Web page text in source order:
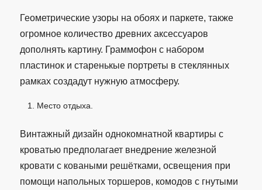
Геометрические узоры на обоях и паркете, также
огромное количество древних аксессуаров
дополнять картину. Граммофон с набором
пластинок и старенькые портреты в стеклянных
рамках создадут нужную атмосферу.
Место отдыха.
Винтажный дизайн однокомнатной квартиры с
кроватью предполагает внедрение железной
кровати с коваными решётками, освещения при
помощи напольных торшеров, комодов с гнутыми